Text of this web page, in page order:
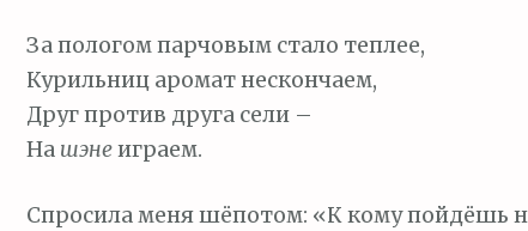
За пологом парчовым стало теплее,
Курильниц аромат нескончаем,
Друг против друга сели –
На шэнеиграем.
Спросила меня шёпотом: «К кому пойдёшь